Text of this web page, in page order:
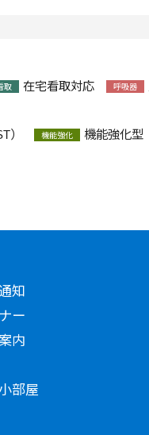
取 在宅看取対応 呼吸器
） 機能強化 機能強化型
知
ー
内
部屋